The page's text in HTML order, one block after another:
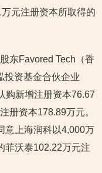
元注册资本所取得的
东Favored Tech（香
投资基金合伙企业
购新增注册资本76.67
册资本178.89万元。
意上海润科以4,000万
菲沃泰102.22万元注